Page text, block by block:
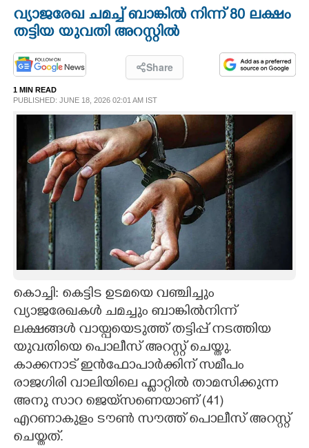
OPINION
LIFESTYLE
SPIRITUAL
LITERATURE
ZOOM
CONTACT US
വ്യാജരേഖ ചമച്ച് ബാങ്കിൽ നിന്ന് 80 ലക്ഷം
തട്ടിയ യുവതി അറസ്റ്റിൽ
Share
1 MIN READ
PUBLISHED: JUNE 18, 2026 02:01 AM IST
കൊച്ചി: കെട്ടിട ഉടമയെ വഞ്ചിച്ചും
വ്യാജരേഖകൾ ചമച്ചും ബാങ്കിൽനിന്ന്
ലക്ഷങ്ങൾ വായ്പയെടുത്ത് തട്ടിപ്പ് നടത്തിയ
യുവതിയെ പൊലീസ് അറസ്റ്റ് ചെയ്തു.
കാക്കനാട് ഇൻഫോപാർക്കിന് സമീപം
രാജഗിരി വാലിയിലെ ഫ്ലാറ്റിൽ താമസിക്കുന്ന
അനു സാറ ജെയ്‌സണെയാണ് (41)
എറണാകുളം ടൗൺ സൗത്ത് പൊലീസ് അറസ്റ്റ്
ചെയ്തത്.